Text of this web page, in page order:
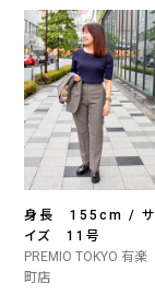
身長 155cm / サ
イズ 11号
PREMIO TOKYO 有楽
町店